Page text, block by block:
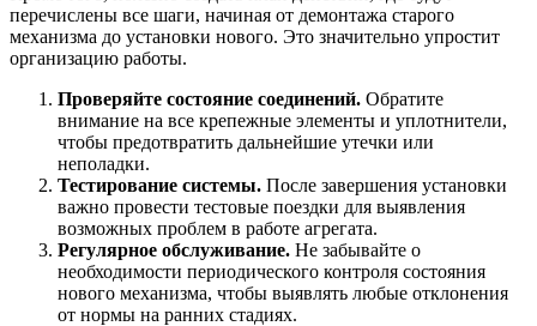
перечислены все шаги, начиная от демонтажа старого
механизма до установки нового. Это значительно упростит
организацию работы.
Проверяйте состояние соединений. Обратите
внимание на все крепежные элементы и уплотнители,
чтобы предотвратить дальнейшие утечки или
неполадки.
Тестирование системы. После завершения установки
важно провести тестовые поездки для выявления
возможных проблем в работе агрегата.
Регулярное обслуживание. Не забывайте о
необходимости периодического контроля состояния
нового механизма, чтобы выявлять любые отклонения
от нормы на ранних стадиях.